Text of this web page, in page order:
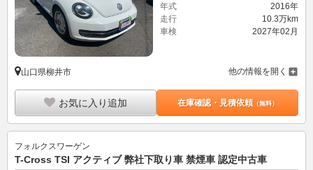
年式
2016年
走行
10.3万km
車検
2027年02月
山口県柳井市 他の情報を開く
お気に入り追加 在庫確認・見積依頼（無料）
フォルクスワーゲン
T-Cross TSI アクティブ 弊社下取り車 禁煙車 認定中古車